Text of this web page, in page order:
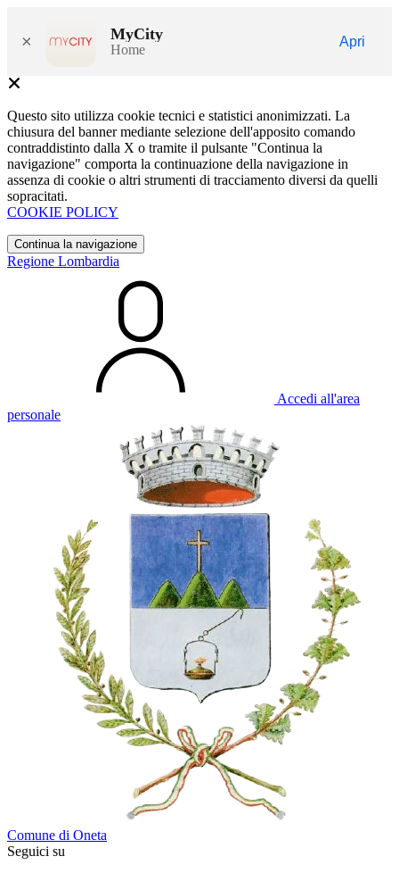
× MyCity
Home
Apri
Questo sito utilizza cookie tecnici e statistici anonimizzati. La
chiusura del banner mediante selezione dell'apposito comando
contraddistinto dalla X o tramite il pulsante "Continua la
navigazione" comporta la continuazione della navigazione in
assenza di cookie o altri strumenti di tracciamento diversi da quelli
sopracitati.
COOKIE POLICY
Continua la navigazione
Regione Lombardia
Accedi all'area
personale
Comune di Oneta
Seguici su